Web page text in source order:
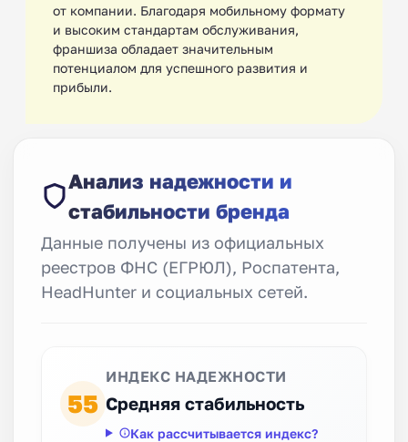
от компании. Благодаря мобильному формату
и высоким стандартам обслуживания,
франшиза обладает значительным
потенциалом для успешного развития и
прибыли.
Анализ надежности и
стабильности бренда
Данные получены из официальных
реестров ФНС (ЕГРЮЛ), Роспатента,
HeadHunter и социальных сетей.
55
ИНДЕКС НАДЕЖНОСТИ
Средняя стабильность
Как рассчитывается индекс?